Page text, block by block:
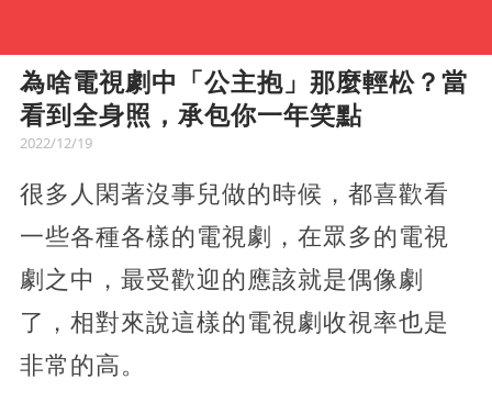
為啥電視劇中「公主抱」那麼輕松？當
看到全身照，承包你一年笑點
2022/12/19
很多人閑著沒事兒做的時候，都喜歡看
一些各種各樣的電視劇，在眾多的電視
劇之中，最受歡迎的應該就是偶像劇
了，相對來說這樣的電視劇收視率也是
非常的高。